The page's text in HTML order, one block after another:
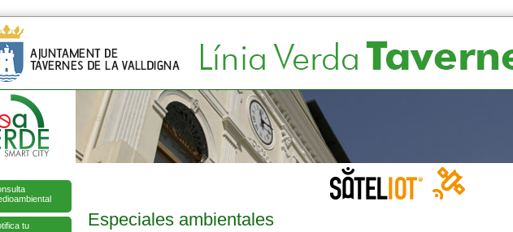
tu
Especiales ambientales